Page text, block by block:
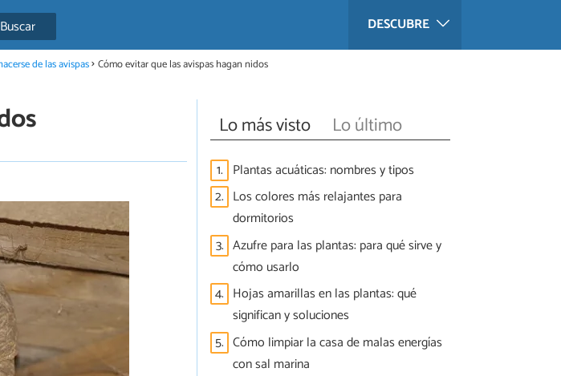
DESCUBRE
Buscar
de las avispas Cómo evitar que las avispas hagan nidos
Lo más visto Lo último
1. Plantas acuáticas: nombres y tipos
2. Los colores más relajantes para
dormitorios
3. Azufre para las plantas: para qué sirve y
cómo usarlo
4. Hojas amarillas en las plantas: qué
significan y soluciones
5. Cómo limpiar la casa de malas energías
con sal marina